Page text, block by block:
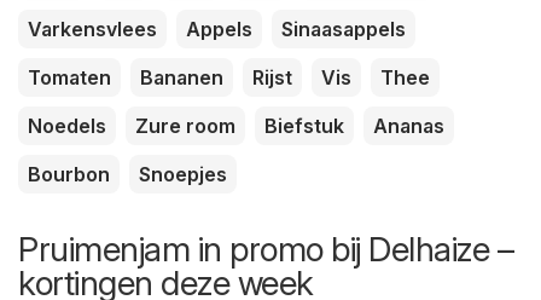
Varkensvlees
Appels
Sinaasappels
Tomaten
Bananen Rijst Vis
Thee
Noedels
Zure room Biefstuk
Ananas
Bourbon
Snoepjes
Pruimenjam in promo bij Delhaize –
kortingen deze week